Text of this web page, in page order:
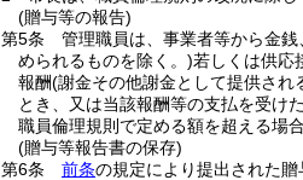
(贈与等の報告)
第5条
管理職員は、事業者等から金
められるものを除く。)若しくは供応
報酬(謝金その他謝金として提供され
とき、又は当該報酬等の支払を受け
職員倫理規則で定める額を超える場
(贈与等報告書の保存)
第6条
前条の規定により提出された